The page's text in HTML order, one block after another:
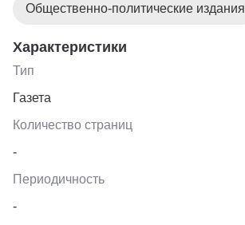
Общественно-политические издания
Характеристики
Тип
Газета
Количество страниц
-
Периодичность
-